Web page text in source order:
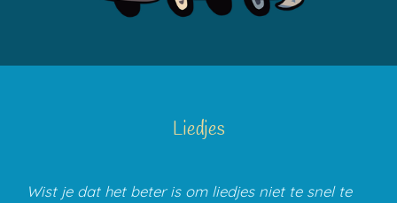
Liedjes
Wist je dat het beter is om liedjes niet te snel te